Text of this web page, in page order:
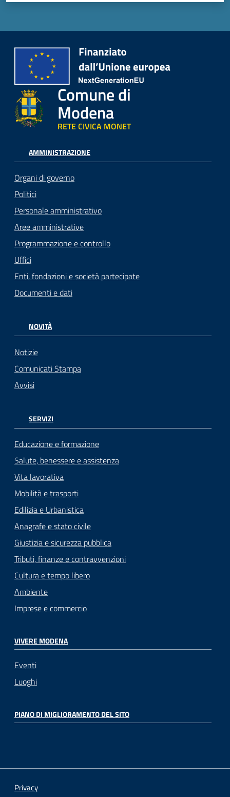
Comune di
Modena
RETE CIVICA MONET
AMMINISTRAZIONE
Organi di governo
Politici
Personale amministrativo
Aree amministrative
Programmazione e controllo
Uffici
Enti, fondazioni e società partecipate
Documenti e dati
NOVITÀ
Notizie
Comunicati Stampa
Avvisi
SERVIZI
Educazione e formazione
Salute, benessere e assistenza
Vita lavorativa
Mobilità e trasporti
Edilizia e Urbanistica
Anagrafe e stato civile
Giustizia e sicurezza pubblica
Tributi, finanze e contravvenzioni
Cultura e tempo libero
Ambiente
Imprese e commercio
VIVERE MODENA
Eventi
Luoghi
PIANO DI MIGLIORAMENTO DEL SITO
Privacy